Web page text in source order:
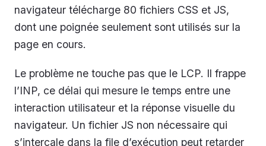
navigateur télécharge 80 fichiers CSS et JS,
dont une poignée seulement sont utilisés sur la
page en cours.
Le problème ne touche pas que le LCP. Il frappe
l’INP, ce délai qui mesure le temps entre une
interaction utilisateur et la réponse visuelle du
navigateur. Un fichier JS non nécessaire qui
s’intercale dans la file d’exécution peut retarder